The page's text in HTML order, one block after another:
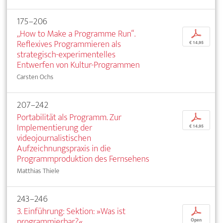
175–206
„How to Make a Programme Run“.
Reflexives Programmieren als
strategisch-experimentelles
Entwerfen von Kultur-Programmen
Carsten Ochs
p
€ 14,95
207–242
Portabilität als Programm. Zur
Implementierung der
videojournalistischen
Aufzeichnungspraxis in die
Programmproduktion des Fernsehens
Matthias Thiele
p
€ 14,95
243–246
3. Einführung: Sektion: »Was ist
p
Open